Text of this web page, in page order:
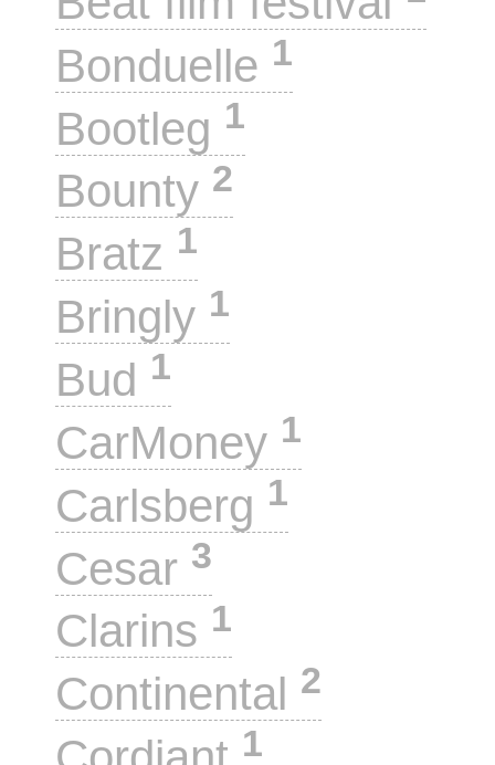
Bonduelle 1
Bootleg 1
Bounty 2
Bratz 1
Bringly 1
Bud 1
CarMoney 1
Carlsberg 1
Cesar 3
Clarins 1
Continental 2
1